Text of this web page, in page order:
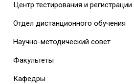
Центр тестирования и регистрации
Отдел дистанционного обучения
Научно-методический совет
Факультеты
Кафедры